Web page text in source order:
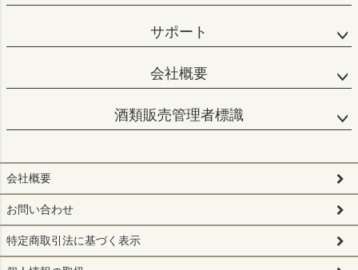
サポート
会社概要
酒類販売管理者標識
会社概要
お問い合わせ
特定商取引法に基づく表示